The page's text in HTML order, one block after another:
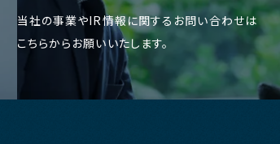
当社の事業やIR情報に関するお問い合わせは
こちらからお願いいたします。